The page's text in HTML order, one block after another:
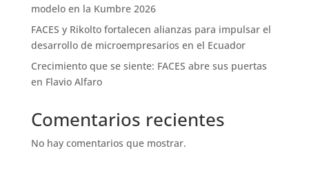
modelo en la Kumbre 2026
FACES y Rikolto fortalecen alianzas para impulsar el
desarrollo de microempresarios en el Ecuador
Crecimiento que se siente: FACES abre sus puertas
en Flavio Alfaro
Comentarios recientes
No hay comentarios que mostrar.